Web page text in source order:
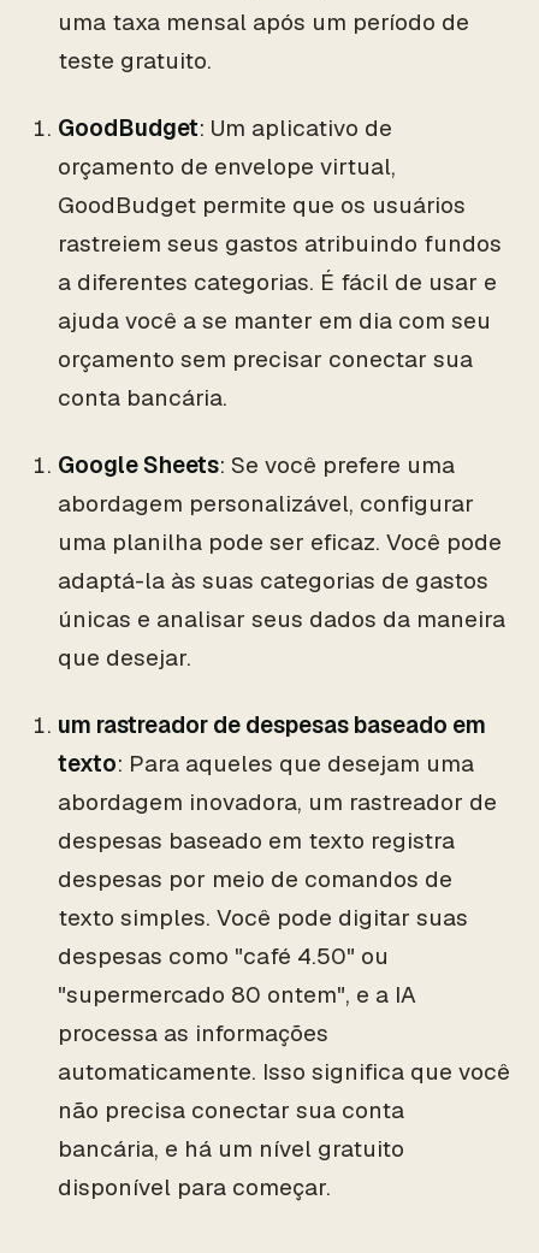
uma taxa mensal após um período de
teste gratuito.
GoodBudget: Um aplicativo de
orçamento de envelope virtual,
GoodBudget permite que os usuários
rastreiem seus gastos atribuindo fundos
a diferentes categorias. É fácil de usar e
ajuda você a se manter em dia com seu
orçamento sem precisar conectar sua
conta bancária.
Google Sheets: Se você prefere uma
abordagem personalizável, configurar
uma planilha pode ser eficaz. Você pode
adaptá-la às suas categorias de gastos
únicas e analisar seus dados da maneira
que desejar.
um rastreador de despesas baseado em
texto: Para aqueles que desejam uma
abordagem inovadora, um rastreador de
despesas baseado em texto registra
despesas por meio de comandos de
texto simples. Você pode digitar suas
despesas como "café 4.50" ou
"supermercado 80 ontem", e a IA
processa as informações
automaticamente. Isso significa que você
não precisa conectar sua conta
bancária, e há um nível gratuito
disponível para começar.